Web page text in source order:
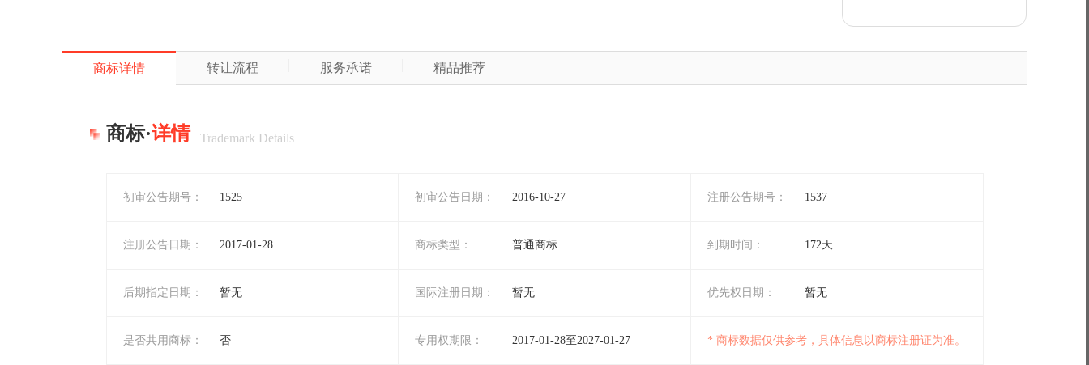
商标详情 转让流程 服务承诺 精品推荐
商标·详情 Trademark Details
初审公告期号： 1525 初审公告日期： 2016-10-27 注册公告期号： 1537
注册公告日期： 2017-01-28 商标类型： 普通商标 到期时间： 172天
后期指定日期： 暂无 国际注册日期： 暂无 优先权日期： 暂无
是否共用商标： 否 专用权期限： 2017-01-28至2027-01-27 * 商标数据仅供参考，具体信息以商标注册证为准。